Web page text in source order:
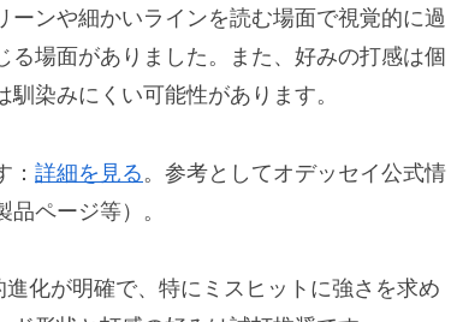
ンや細かいラインを読む場面で視覚的に過
場面がありました。また、好みの打感は個
染みにくい可能性があります。
詳細を見る。参考としてオデッセイ公式情
ページ等）。
化が明確で、特にミスヒットに強さを求め